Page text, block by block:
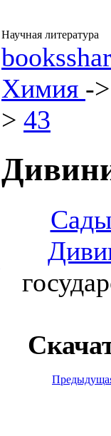
Научная литература
Химия -
> 43